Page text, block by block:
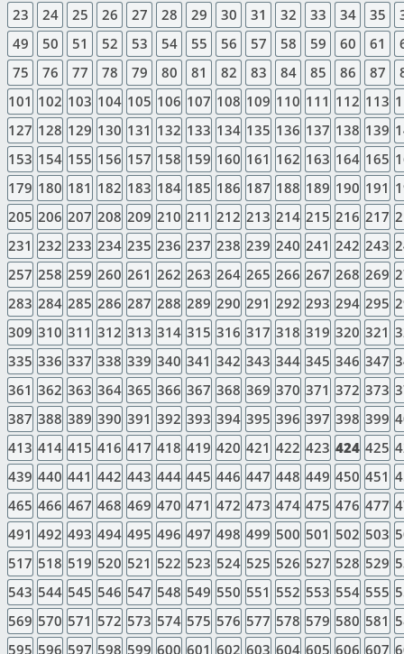
23
24 25 26 27 28 29 30 31 32 33 34 35
49
50 51 52 53 54 55 56 57 58 59 60 61
75
76 77 78 79 80 81 82 83 84 85 86 87
101 102 103 104 105 106 107 108 109 110 111 112 113
127 128 129 130 131 132 133 134 135 136 137 138 139
153 154 155 156 157 158 159 160 161 162 163 164 165
179 180 181 182 183 184 185 186 187 188 189 190 191
205 206 207 208 209 210 211 212 213 214 215 216 217
231 232 233 234 235 236 237 238 239 240 241 242 243
257 258 259 260 261 262 263 264 265 266 267 268 269
283 284 285 286 287 288 289 290 291 292 293 294 295
309 310 311 312 313 314 315 316 317 318 319 320 321
335 336 337 338 339 340 341 342 343 344 345 346 347
361 362 363 364 365 366 367 368 369 370 371 372 373
387 388 389 390 391 392 393 394 395 396 397 398 399
413 414 415 416 417 418 419 420 421 422 423 424 425
439 440 441 442 443 444 445 446 447 448 449 450 451
465 466 467 468 469 470 471 472 473 474 475 476 477
491 492 493 494 495 496 497 498 499 500 501 502 503
517 518 519 520 521 522 523 524 525 526 527 528 529
543 544 545 546 547 548 549 550 551 552 553 554 555
569 570 571 572 573 574 575 576 577 578 579 580 581
595 596 597 598 599 600 601 602 603 604 605 606 607